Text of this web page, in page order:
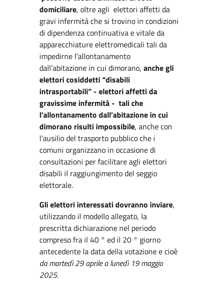
domiciliare, oltre agli elettori affetti da
gravi infermità che si trovino in condizioni
di dipendenza continuativa e vitale da
apparecchiature elettromedicali tali da
impedirne l’allontanamento
dall’abitazione in cui dimorano, anche gli
elettori cosiddetti “disabili
intrasportabili” - elettori affetti da
gravissime infermità - tali che
l’allontanamento dall’abitazione in cui
dimorano risulti impossibile, anche con
l’ausilio del trasporto pubblico che i
comuni organizzano in occasione di
consultazioni per facilitare agli elettori
disabili il raggiungimento del seggio
elettorale.
Gli elettori interessati dovranno inviare,
utilizzando il modello allegato, la
prescritta dichiarazione nel periodo
compreso fra il 40 ° ed il 20 ° giorno
antecedente la data della votazione e cioè
da martedì 29 aprile a lunedì 19 maggio
2025.